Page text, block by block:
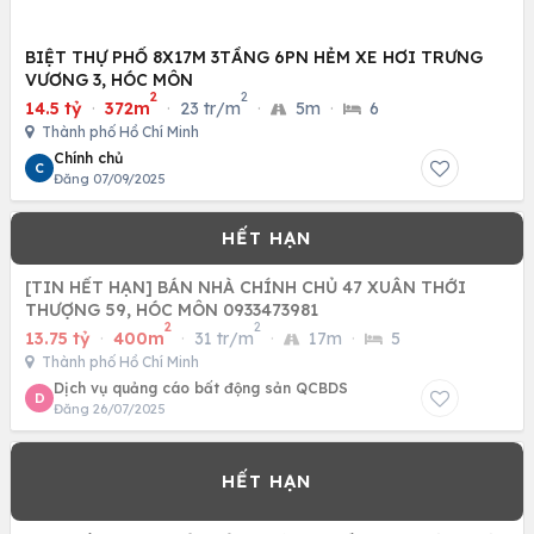
BIỆT THỰ PHỐ 8X17M 3TẦNG 6PN HẺM XE HƠI TRƯNG
VƯƠNG 3, HÓC MÔN
14.5 tỷ · 372m
2
· 23 tr/m
2
· 5m · 6
Thành phố Hồ Chí Minh
C
Chính chủ
Đăng 07/09/2025
[TIN HẾT HẠN] BÁN NHÀ CHÍNH CHỦ 47 XUÂN THỚI
THƯỢNG 59, HÓC MÔN 0933473981
13.75 tỷ · 400m
2
· 31 tr/m
2
· 17m · 5
Thành phố Hồ Chí Minh
D
Dịch vụ quảng cáo bất động sản QCBDS
Đăng 26/07/2025